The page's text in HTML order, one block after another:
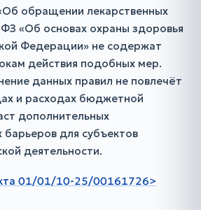
обращении лекарственных
«Об основах охраны здоровья
Федерации» не содержат
действия подобных мер.
данных правил не повлечёт
и расходах бюджетной
дополнительных
для субъектов
деятельности.
01/01/10-25/00161726>